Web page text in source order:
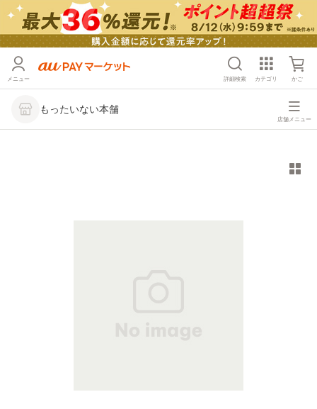
メニュー 詳細検索 カテゴリ かご
もったいない本舗
店舗メニュー